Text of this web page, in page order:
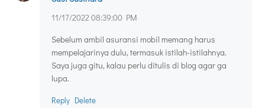
11/17/2022 08:39:00 PM
Sebelum ambil asuransi mobil memang harus
mempelajarinya dulu, termasuk istilah-istilahnya.
Saya juga gitu, kalau perlu ditulis di blog agar ga
lupa.
Reply Delete